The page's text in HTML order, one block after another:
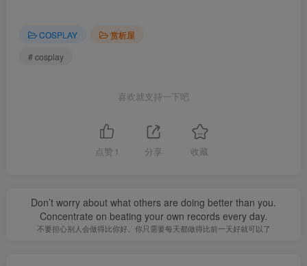
COSPLAY
赏析屋
# cosplay
喜欢就支持一下吧
点赞 1 分享 收藏
Don’t worry about what others are doing better than you.
Concentrate on beating your own records every day.
不要担心别人会做得比你好。你只需要每天都做得比前一天好就可以了